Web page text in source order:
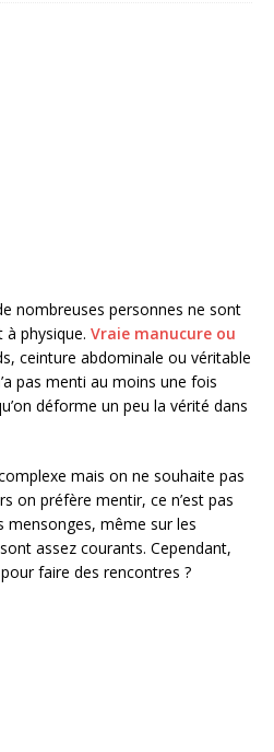
nombreuses personnes ne sont
physique. Vraie manucure ou
ceinture abdominale ou véritable
pas menti au moins une fois
déforme un peu la vérité dans
mais on ne souhaite pas
on préfère mentir, ce n’est pas
mensonges, même sur les
assez courants. Cependant,
faire des rencontres ?